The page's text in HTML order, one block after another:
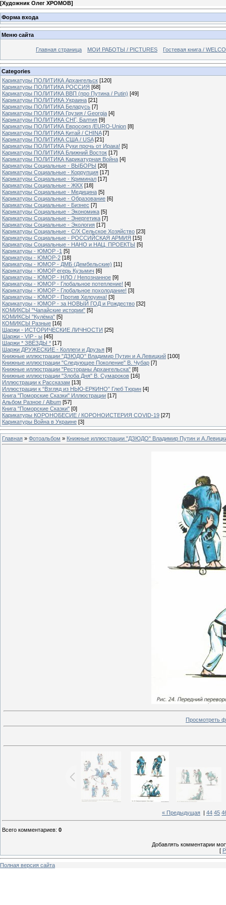
[Художник Олег ХРОМОВ]
Форма входа
Меню сайта
Главная страница МОИ РАБОТЫ / PICTURES Гостевая книга /
Categories
Карикатуры ПОЛИТИКА Архангельск [120]
Карикатуры ПОЛИТИКА РОССИЯ [68]
Карикатуры ПОЛИТИКА ВВП (про Путина / Putin) [49]
Карикатуры ПОЛИТИКА Украина [21]
Карикатуры ПОЛИТИКА Беларусь [7]
Карикатуры ПОЛИТИКА Грузия / Georgia [4]
Карикатуры ПОЛИТИКА СНГ, Балтия [9]
Карикатуры ПОЛИТИКА Евросоюз /EURO-Union [8]
Карикатуры ПОЛИТИКА Китай / CHINA [7]
Карикатуры ПОЛИТИКА США / USA [21]
Карикатуры ПОЛИТИКА Руки прочь от Ирака! [5]
Карикатуры ПОЛИТИКА Ближний Восток [17]
Карикатуры ПОЛИТИКА Карикатурная Война [4]
Карикатуры Социальные - ВЫБОРЫ [20]
Карикатуры Социальные - Коррупция [17]
Карикатуры Социальные - Криминал [17]
Карикатуры Социальные - ЖКХ [18]
Карикатуры Социальные - Медицина [5]
Карикатуры Социальные - Образование [6]
Карикатуры Социальные - Бизнес [7]
Карикатуры Социальные - Экономика [5]
Карикатуры Социальные - Энергетика [7]
Карикатуры Социальные - Экология [17]
Карикатуры Социальные - С/Х Сельское Хозяйство [23]
Карикатуры Социальные - РОССИЙСКАЯ АРМИЯ [15]
Карикатуры Социальные - НАНО и НАЦ. ПРОЕКТЫ [5]
Карикатуры - ЮМОР -1 [5]
Карикатуры - ЮМОР-2 [18]
Карикатуры - ЮМОР - ДМБ (Дембельские) [11]
Карикатуры - ЮМОР егерь Кузьмич [6]
Карикатуры - ЮМОР - НЛО / Непознанное [9]
Карикатуры - ЮМОР - Глобальное потепление! [4]
Карикатуры - ЮМОР - Глобальное похолодание! [3]
Карикатуры - ЮМОР - Против Хелоуина! [3]
Карикатуры - ЮМОР - за НОВЫЙ ГОД и Рождество [32]
КОМИКСЫ "Чапайские истории" [5]
КОМИКСЫ "Кулёма" [5]
КОМИКСЫ Разные [16]
Шаржи - ИСТОРИЧЕСКИЕ ЛИЧНОСТИ [25]
Шаржи - VIP - ы [45]
Шаржи * ЗВЁЗДЫ * [17]
Шаржи ДРУЖЕСКИЕ - Коллеги и Друзья [9]
Книжные иллюстрации "ДЗЮДО" Владимир Путин и А.Левицкий [100]
Книжные иллюстрации "Следующее Поколение" В. Чубар [7]
Книжные иллюстрации "Рестораны Архангельска" [8]
Книжные иллюстрации "Злоба Дня" В. Сумароков [16]
Иллюстрации к Рассказам [13]
Иллюстрации к “Взгляд из НЬЮ-ЕРКИНО” Глеб Тюрин [4]
Книга "Поморские Сказки" Иллюстрации [17]
Альбом Разное / Album [57]
Книга "Поморские Сказки" [0]
Карикатуры КОРОНОБЕСИЕ / КОРОНОИСТЕРИЯ COVID-19 [27]
Карикатуры Война в Украине [3]
Главная » Фотоальбом » Книжные иллюстрации "ДЗЮДО" Владимир Путин и
Просмотреть
« Предыдущая 44 45
Всего комментариев: 0
Добавлять комментарии
[
Полная версия сайта